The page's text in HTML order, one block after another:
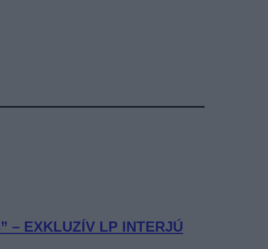
– EXKLUZÍV LP INTERJÚ